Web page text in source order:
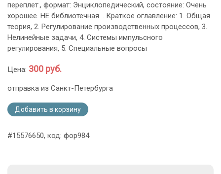
переплет., формат: Энциклопедический, состояние: Очень
хорошее. НЕ библиотечная. . Краткое оглавление: 1. Общая
теория, 2. Регулирование производственных процессов, 3.
Нелинейные задачи, 4. Системы импульсного
регулирования, 5. Специальные вопросы
Цена: 300 руб.
отправка из Санкт-Петербурга
Добавить в корзину
#15576650, код: фор984